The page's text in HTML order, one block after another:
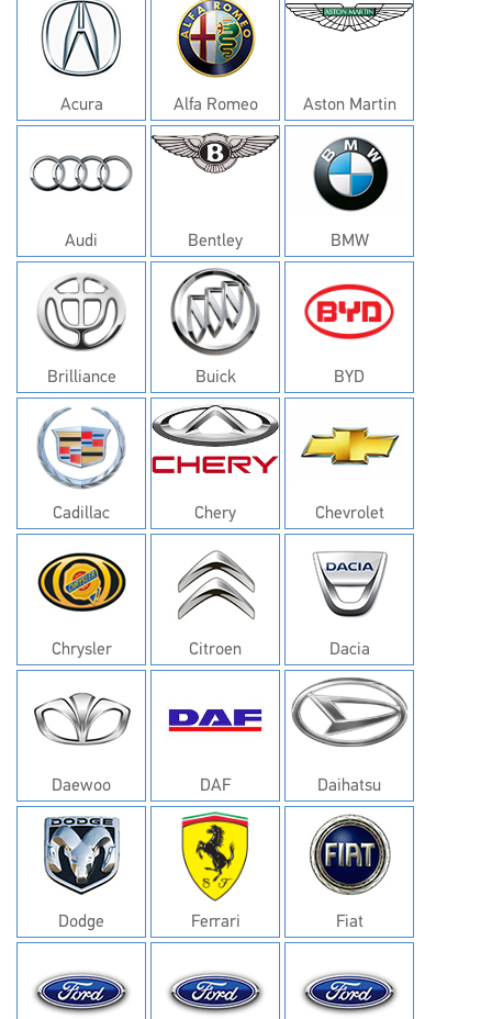
Acura Alfa Romeo Aston Martin
Audi Bentley BMW
Brilliance Buick BYD
Cadillac Chery Chevrolet
Chrysler Citroen Dacia
Daewoo DAF Daihatsu
Dodge Ferrari Fiat